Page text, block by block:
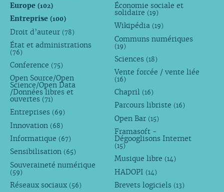
Europe (102)
Entreprise (100)
Droit d’auteur (78)
État et administrations
(76)
Conference (75)
Open Source/Open
Science/Open Data
/Données libres et
ouvertes (71)
Entreprises (69)
Innovation (68)
Informatique (67)
Sensibilisation (65)
Souveraineté numérique
(59)
Réseaux sociaux (56)
Économie sociale et
solidaire (19)
Wikipédia (19)
Communs numériques
(19)
Sciences (18)
Vente forcée / vente liée
(16)
Chapril (16)
Parcours libriste (16)
Open Bar (15)
Framasoft -
Dégooglisons Internet
(15)
Musique libre (14)
HADOPI (14)
Brevets logiciels (13)